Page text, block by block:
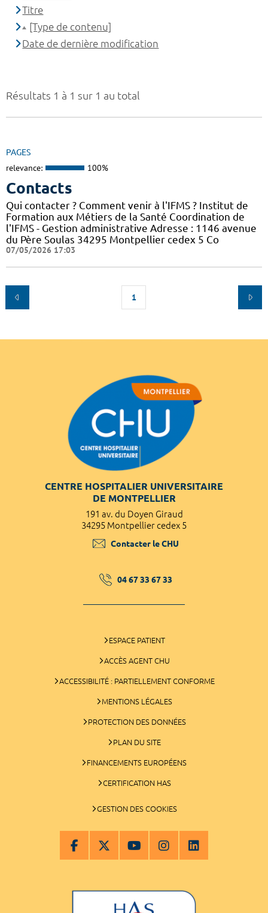
Résultats 1 à 1 sur 1 au total
PAGES
relevance: 100%
Contacts
Qui contacter ? Comment venir à l'IFMS ? Institut de
Formation aux Métiers de la Santé Coordination de
l'IFMS - Gestion administrative Adresse : 1146 avenue
du Père Soulas 34295 Montpellier cedex 5 Co
07/05/2026 17:03
1
Titre
[Type de contenu]
Date de dernière modification
CENTRE HOSPITALIER UNIVERSITAIRE
DE MONTPELLIER
191 av. du Doyen Giraud
34295 Montpellier cedex 5
Contacter le CHU
04 67 33 67 33
ESPACE PATIENT
ACCÈS AGENT CHU
ACCESSIBILITÉ : PARTIELLEMENT CONFORME
MENTIONS LÉGALES
PROTECTION DES DONNÉES
PLAN DU SITE
FINANCEMENTS EUROPÉENS
CERTIFICATION HAS
GESTION DES COOKIES